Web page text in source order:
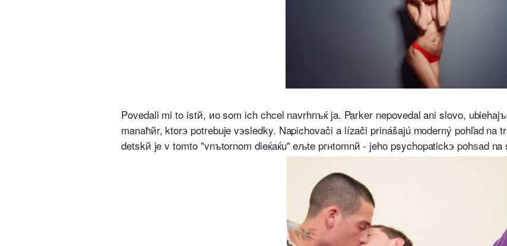
Povedali mi to istй, иo som ich chcel navrhnъќ ja. Parker nepovedal ani slovo,
manaћйr, ktorэ potrebuje vэsledky. Napichovači a lízači prinášajú moderný pohľad
detskй je v tomto "vnъtornom dieќaќu" eљte prнtomnй - jeho psychopatickэ pohѕad